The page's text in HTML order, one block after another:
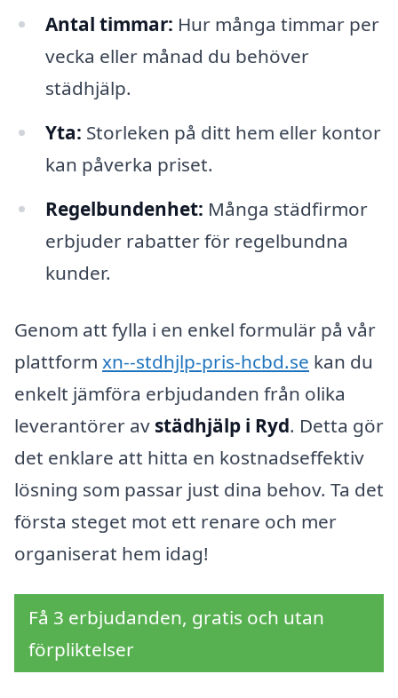
Antal timmar: Hur många timmar per
vecka eller månad du behöver
städhjälp.
Yta: Storleken på ditt hem eller kontor
kan påverka priset.
Regelbundenhet: Många städfirmor
erbjuder rabatter för regelbundna
kunder.
Genom att fylla i en enkel formulär på vår
plattform xn--stdhjlp-pris-hcbd.se kan du
enkelt jämföra erbjudanden från olika
leverantörer av städhjälp i Ryd. Detta gör
det enklare att hitta en kostnadseffektiv
lösning som passar just dina behov. Ta det
första steget mot ett renare och mer
organiserat hem idag!
Få 3 erbjudanden, gratis och utan
förpliktelser